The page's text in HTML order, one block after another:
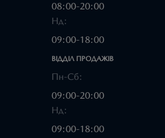
08:00-20:00
Нд:
09:00-18:00
ВІДДІЛ ПРОДАЖІВ
Пн-Сб:
09:00-20:00
Нд:
09:00-18:00